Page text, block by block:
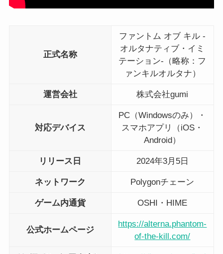
正式名称
ファントム オブ キル -
オルタナティブ・イミ
テーション-（略称：フ
ァンキルオルタナ）
運営会社 株式会社gumi
対応デバイス
PC（Windowsのみ）・
スマホアプリ（iOS・
Android）
リリース日 2024年3月5日
ネットワーク Polygonチェーン
ゲーム内通貨 OSHI・HIME
公式ホームページ
https://alterna.phantom-
of-the-kill.com/